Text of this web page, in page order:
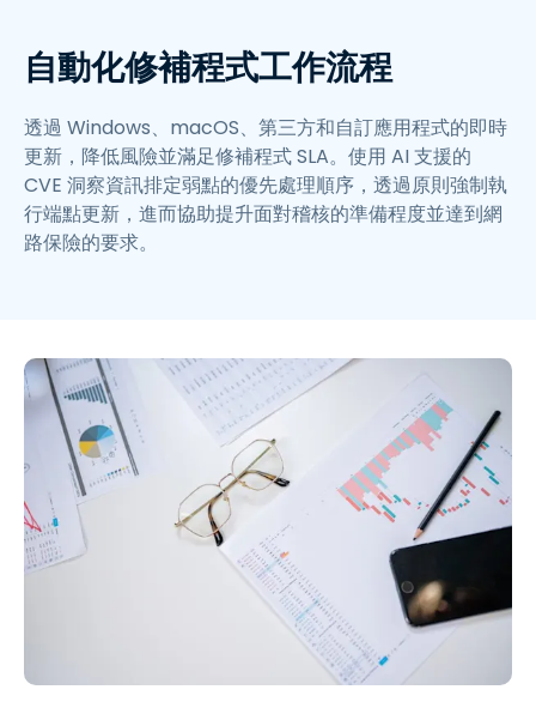
自動化修補程式工作流程
透過 Windows、macOS、第三方和自訂應用程式的即時
更新，降低風險並滿足修補程式 SLA。使用 AI 支援的
CVE 洞察資訊排定弱點的優先處理順序，透過原則強制執
行端點更新，進而協助提升面對稽核的準備程度並達到網
路保險的要求。